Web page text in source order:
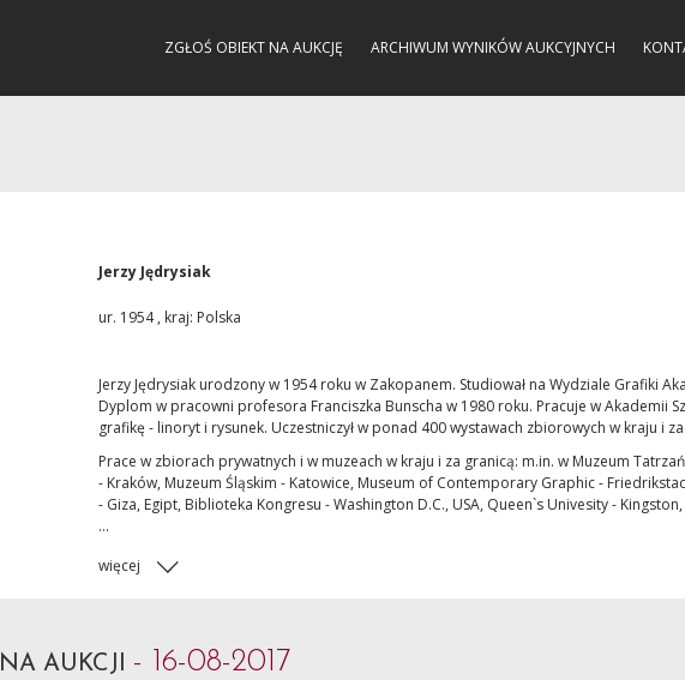
ZGŁOŚ OBIEKT NA AUKCJĘ ARCHIWUM WYNIKÓW AUKCYJNYCH
Jerzy Jędrysiak
ur. 1954 , kraj: Polska
Jerzy Jędrysiak urodzony w 1954 roku w Zakopanem. Studiował na Wydziale Grafiki
Dyplom w pracowni profesora Franciszka Bunscha w 1980 roku. Pracuje w Akademii
grafikę - linoryt i rysunek. Uczestniczył w ponad 400 wystawach zbiorowych w kraju i
Prace w zbiorach prywatnych i w muzeach w kraju i za granicą: m.in. w Muzeum
- Kraków, Muzeum Śląskim - Katowice, Museum of Contemporary Graphic -
- Giza, Egipt, Biblioteka Kongresu - Washington D.C., USA, Queen`s Univesity -
...
więcej
NA AUKCJI - 16-08-2017